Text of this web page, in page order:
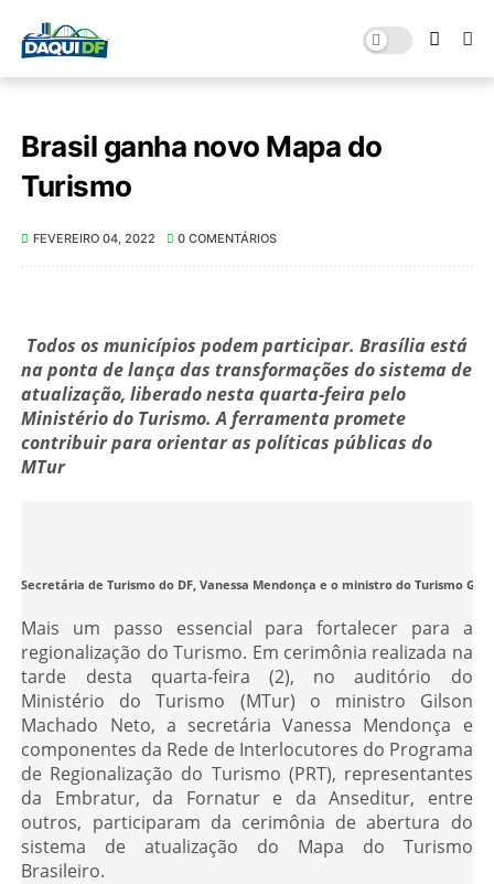
Brasil ganha novo Mapa do
Turismo
FEVEREIRO 04, 2022 0 COMENTÁRIOS
Todos os municípios podem participar. Brasília está
na ponta de lança das transformações do sistema de
atualização, liberado nesta quarta-feira pelo
Ministério do Turismo. A ferramenta promete
contribuir para orientar as políticas públicas do
MTur
Secretária de Turismo do DF, Vanessa Mendonça e o ministro do Turismo
Mais um passo essencial para fortalecer para a
regionalização do Turismo. Em cerimônia realizada na
tarde desta quarta-feira (2), no auditório do
Ministério do Turismo (MTur) o ministro Gilson
Machado Neto, a secretária Vanessa Mendonça e
componentes da Rede de Interlocutores do Programa
de Regionalização do Turismo (PRT), representantes
da Embratur, da Fornatur e da Anseditur, entre
outros, participaram da cerimônia de abertura do
sistema de atualização do Mapa do Turismo
Brasileiro.